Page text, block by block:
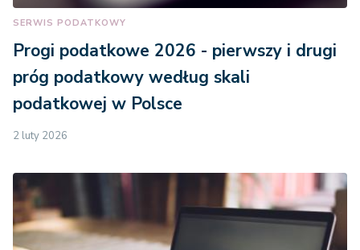
SERWIS PODATKOWY
Progi podatkowe 2026 - pierwszy i drugi
próg podatkowy według skali
podatkowej w Polsce
2 luty 2026